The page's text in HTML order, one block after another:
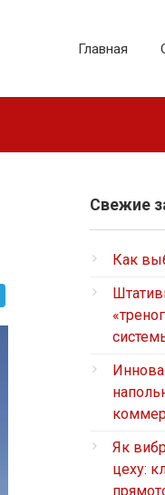
Главная
Свежие
Как
Як
цеху: